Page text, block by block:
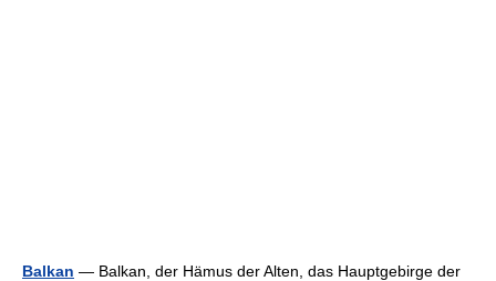
Balkan — Balkan, der Hämus der Alten, das Hauptgebirge der